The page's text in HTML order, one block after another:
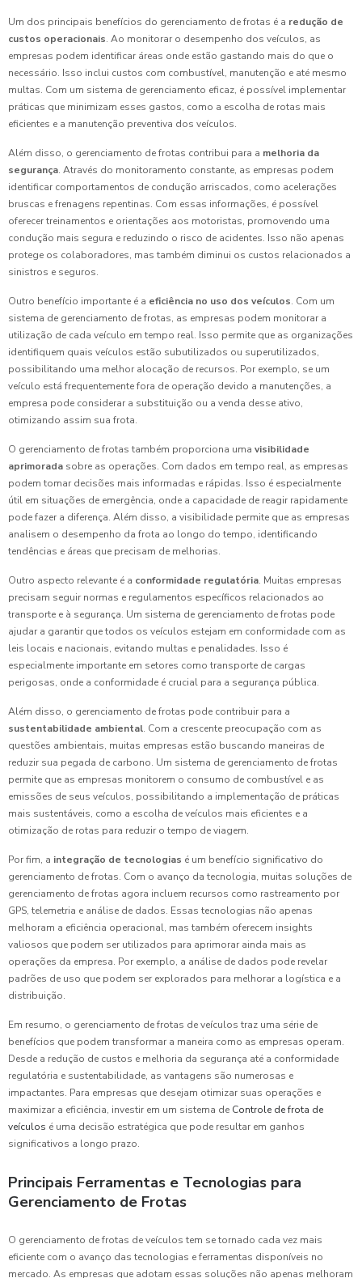
Um dos principais benefícios do gerenciamento de frotas é a redução de
custos operacionais. Ao monitorar o desempenho dos veículos, as
empresas podem identificar áreas onde estão gastando mais do que o
necessário. Isso inclui custos com combustível, manutenção e até mesmo
multas. Com um sistema de gerenciamento eficaz, é possível implementar
práticas que minimizam esses gastos, como a escolha de rotas mais
eficientes e a manutenção preventiva dos veículos.
Além disso, o gerenciamento de frotas contribui para a melhoria da
segurança. Através do monitoramento constante, as empresas podem
identificar comportamentos de condução arriscados, como acelerações
bruscas e frenagens repentinas. Com essas informações, é possível
oferecer treinamentos e orientações aos motoristas, promovendo uma
condução mais segura e reduzindo o risco de acidentes. Isso não apenas
protege os colaboradores, mas também diminui os custos relacionados a
sinistros e seguros.
Outro benefício importante é a eficiência no uso dos veículos. Com um
sistema de gerenciamento de frotas, as empresas podem monitorar a
utilização de cada veículo em tempo real. Isso permite que as organizações
identifiquem quais veículos estão subutilizados ou superutilizados,
possibilitando uma melhor alocação de recursos. Por exemplo, se um
veículo está frequentemente fora de operação devido a manutenções, a
empresa pode considerar a substituição ou a venda desse ativo,
otimizando assim sua frota.
O gerenciamento de frotas também proporciona uma visibilidade
aprimorada sobre as operações. Com dados em tempo real, as empresas
podem tomar decisões mais informadas e rápidas. Isso é especialmente
útil em situações de emergência, onde a capacidade de reagir rapidamente
pode fazer a diferença. Além disso, a visibilidade permite que as empresas
analisem o desempenho da frota ao longo do tempo, identificando
tendências e áreas que precisam de melhorias.
Outro aspecto relevante é a conformidade regulatória. Muitas empresas
precisam seguir normas e regulamentos específicos relacionados ao
transporte e à segurança. Um sistema de gerenciamento de frotas pode
ajudar a garantir que todos os veículos estejam em conformidade com as
leis locais e nacionais, evitando multas e penalidades. Isso é
especialmente importante em setores como transporte de cargas
perigosas, onde a conformidade é crucial para a segurança pública.
Além disso, o gerenciamento de frotas pode contribuir para a
sustentabilidade ambiental. Com a crescente preocupação com as
questões ambientais, muitas empresas estão buscando maneiras de
reduzir sua pegada de carbono. Um sistema de gerenciamento de frotas
permite que as empresas monitorem o consumo de combustível e as
emissões de seus veículos, possibilitando a implementação de práticas
mais sustentáveis, como a escolha de veículos mais eficientes e a
otimização de rotas para reduzir o tempo de viagem.
Por fim, a integração de tecnologias é um benefício significativo do
gerenciamento de frotas. Com o avanço da tecnologia, muitas soluções de
gerenciamento de frotas agora incluem recursos como rastreamento por
GPS, telemetria e análise de dados. Essas tecnologias não apenas
melhoram a eficiência operacional, mas também oferecem insights
valiosos que podem ser utilizados para aprimorar ainda mais as
operações da empresa. Por exemplo, a análise de dados pode revelar
padrões de uso que podem ser explorados para melhorar a logística e a
distribuição.
Em resumo, o gerenciamento de frotas de veículos traz uma série de
benefícios que podem transformar a maneira como as empresas operam.
Desde a redução de custos e melhoria da segurança até a conformidade
regulatória e sustentabilidade, as vantagens são numerosas e
impactantes. Para empresas que desejam otimizar suas operações e
maximizar a eficiência, investir em um sistema de Controle de frota de
veículos é uma decisão estratégica que pode resultar em ganhos
significativos a longo prazo.
Principais Ferramentas e Tecnologias para
Gerenciamento de Frotas
O gerenciamento de frotas de veículos tem se tornado cada vez mais
eficiente com o avanço das tecnologias e ferramentas disponíveis no
mercado. As empresas que adotam essas soluções não apenas melhoram